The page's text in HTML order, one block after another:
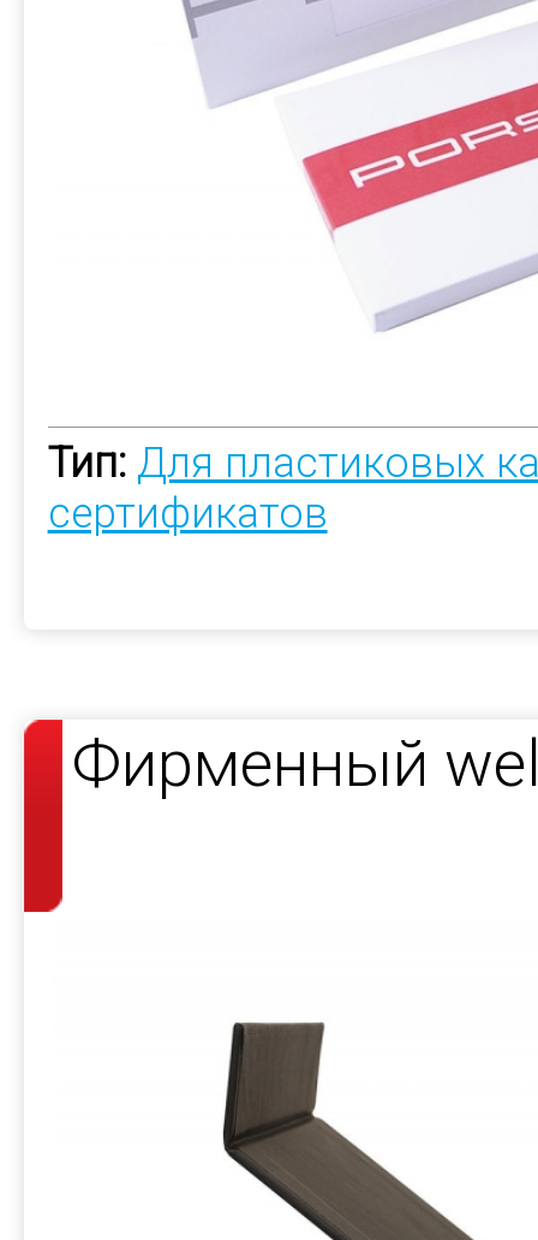
Тип: Для пластиковых
сертификатов
Фирменный